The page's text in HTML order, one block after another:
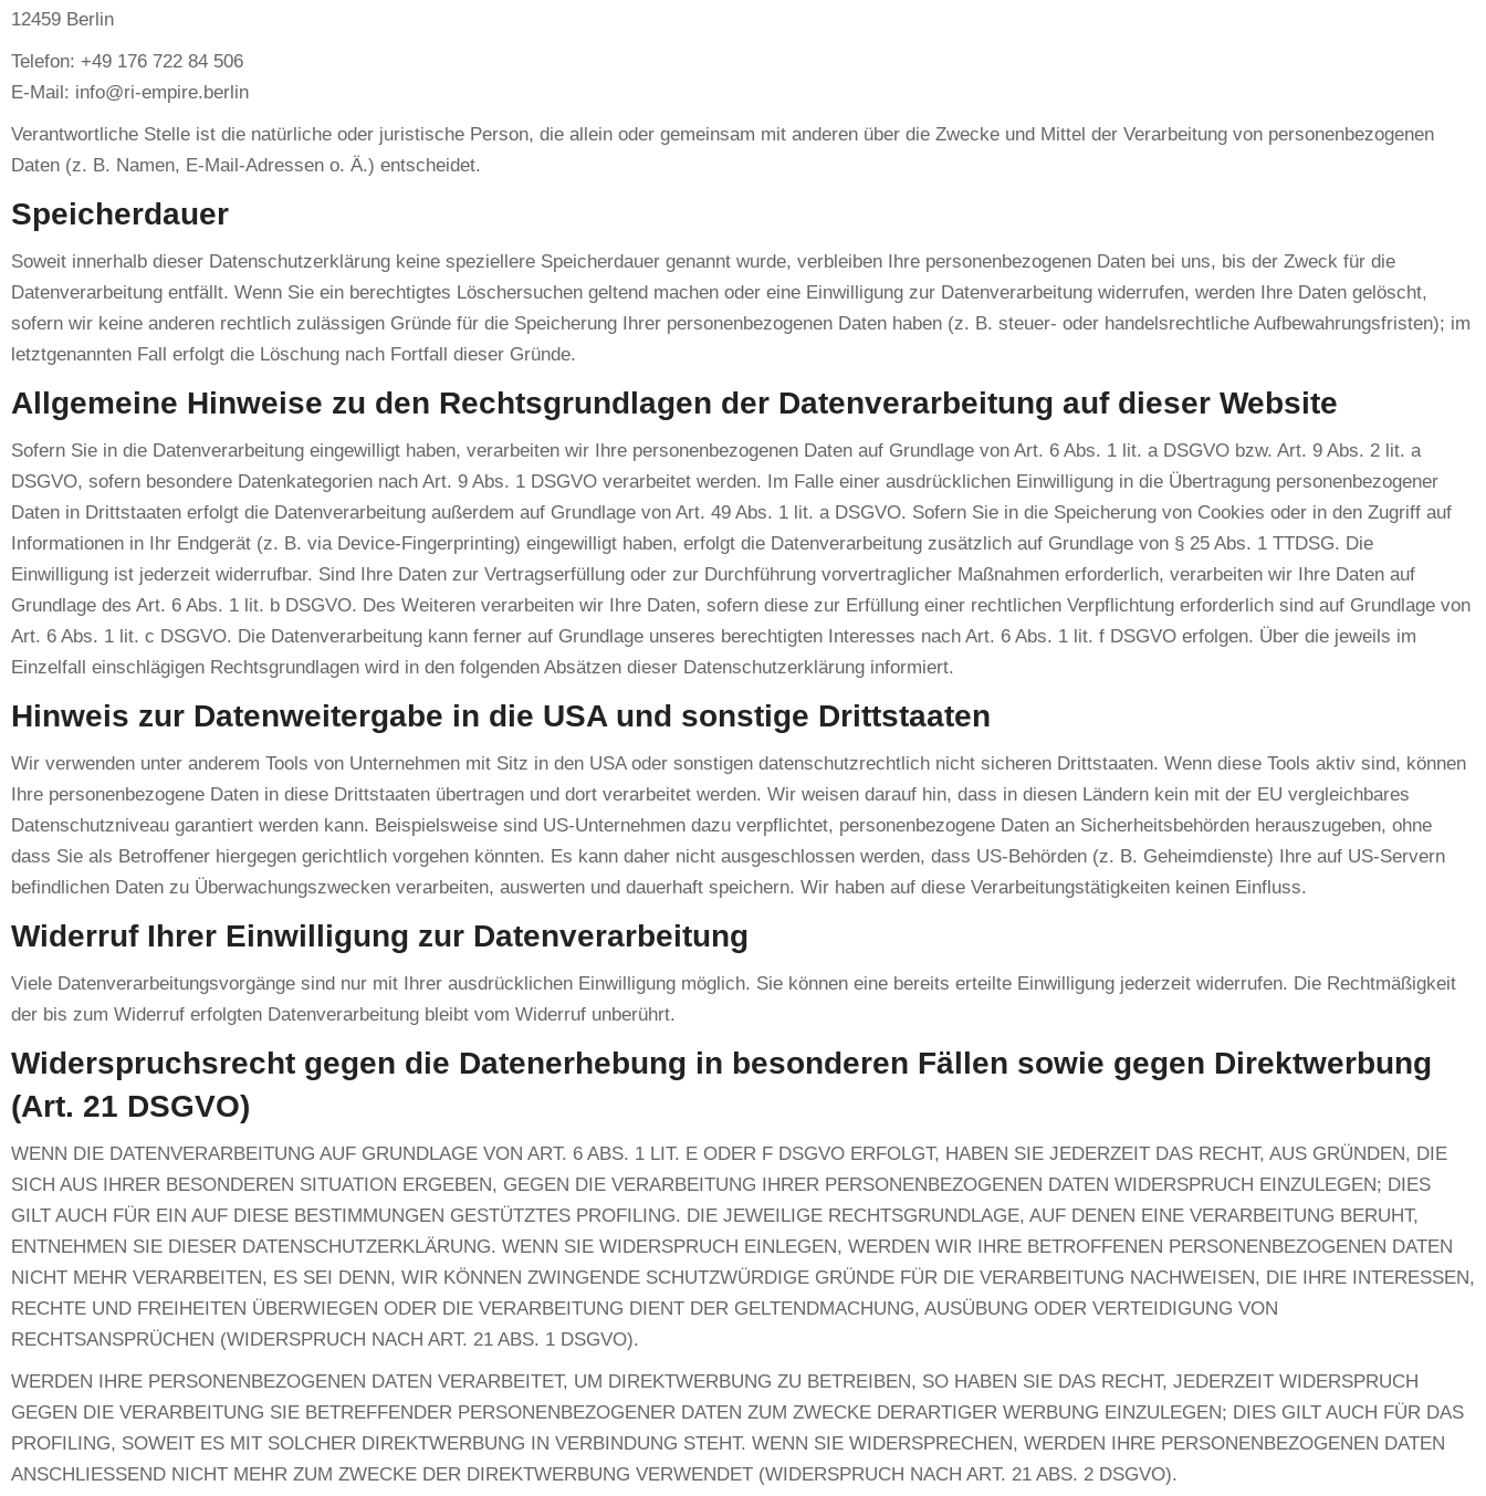
12459 Berlin
Telefon: +49 176 722 84 506
E-Mail: info@ri-empire.berlin
Verantwortliche Stelle ist die natürliche oder juristische Person, die allein oder gemeinsam mit anderen über die Zwecke und Mittel der Verarbeitung von personenbezogenen
Daten (z. B. Namen, E-Mail-Adressen o. Ä.) entscheidet.
Speicherdauer
Soweit innerhalb dieser Datenschutzerklärung keine speziellere Speicherdauer genannt wurde, verbleiben Ihre personenbezogenen Daten bei uns, bis der Zweck für die
Datenverarbeitung entfällt. Wenn Sie ein berechtigtes Löschersuchen geltend machen oder eine Einwilligung zur Datenverarbeitung widerrufen, werden Ihre Daten gelöscht,
sofern wir keine anderen rechtlich zulässigen Gründe für die Speicherung Ihrer personenbezogenen Daten haben (z. B. steuer- oder handelsrechtliche Aufbewahrungsfristen); im
letztgenannten Fall erfolgt die Löschung nach Fortfall dieser Gründe.
Allgemeine Hinweise zu den Rechtsgrundlagen der Datenverarbeitung auf dieser Website
Sofern Sie in die Datenverarbeitung eingewilligt haben, verarbeiten wir Ihre personenbezogenen Daten auf Grundlage von Art. 6 Abs. 1 lit. a DSGVO bzw. Art. 9 Abs. 2 lit. a
DSGVO, sofern besondere Datenkategorien nach Art. 9 Abs. 1 DSGVO verarbeitet werden. Im Falle einer ausdrücklichen Einwilligung in die Übertragung personenbezogener
Daten in Drittstaaten erfolgt die Datenverarbeitung außerdem auf Grundlage von Art. 49 Abs. 1 lit. a DSGVO. Sofern Sie in die Speicherung von Cookies oder in den Zugriff auf
Informationen in Ihr Endgerät (z. B. via Device-Fingerprinting) eingewilligt haben, erfolgt die Datenverarbeitung zusätzlich auf Grundlage von § 25 Abs. 1 TTDSG. Die
Einwilligung ist jederzeit widerrufbar. Sind Ihre Daten zur Vertragserfüllung oder zur Durchführung vorvertraglicher Maßnahmen erforderlich, verarbeiten wir Ihre Daten auf
Grundlage des Art. 6 Abs. 1 lit. b DSGVO. Des Weiteren verarbeiten wir Ihre Daten, sofern diese zur Erfüllung einer rechtlichen Verpflichtung erforderlich sind auf Grundlage von
Art. 6 Abs. 1 lit. c DSGVO. Die Datenverarbeitung kann ferner auf Grundlage unseres berechtigten Interesses nach Art. 6 Abs. 1 lit. f DSGVO erfolgen. Über die jeweils im
Einzelfall einschlägigen Rechtsgrundlagen wird in den folgenden Absätzen dieser Datenschutzerklärung informiert.
Hinweis zur Datenweitergabe in die USA und sonstige Drittstaaten
Wir verwenden unter anderem Tools von Unternehmen mit Sitz in den USA oder sonstigen datenschutzrechtlich nicht sicheren Drittstaaten. Wenn diese Tools aktiv sind, können
Ihre personenbezogene Daten in diese Drittstaaten übertragen und dort verarbeitet werden. Wir weisen darauf hin, dass in diesen Ländern kein mit der EU vergleichbares
Datenschutzniveau garantiert werden kann. Beispielsweise sind US-Unternehmen dazu verpflichtet, personenbezogene Daten an Sicherheitsbehörden herauszugeben, ohne
dass Sie als Betroffener hiergegen gerichtlich vorgehen könnten. Es kann daher nicht ausgeschlossen werden, dass US-Behörden (z. B. Geheimdienste) Ihre auf US-Servern
befindlichen Daten zu Überwachungszwecken verarbeiten, auswerten und dauerhaft speichern. Wir haben auf diese Verarbeitungstätigkeiten keinen Einfluss.
Widerruf Ihrer Einwilligung zur Datenverarbeitung
Viele Datenverarbeitungsvorgänge sind nur mit Ihrer ausdrücklichen Einwilligung möglich. Sie können eine bereits erteilte Einwilligung jederzeit widerrufen. Die Rechtmäßigkeit
der bis zum Widerruf erfolgten Datenverarbeitung bleibt vom Widerruf unberührt.
Widerspruchsrecht gegen die Datenerhebung in besonderen Fällen sowie gegen Direktwerbung
(Art. 21 DSGVO)
WENN DIE DATENVERARBEITUNG AUF GRUNDLAGE VON ART. 6 ABS. 1 LIT. E ODER F DSGVO ERFOLGT, HABEN SIE JEDERZEIT DAS RECHT, AUS GRÜNDEN, DIE
SICH AUS IHRER BESONDEREN SITUATION ERGEBEN, GEGEN DIE VERARBEITUNG IHRER PERSONENBEZOGENEN DATEN WIDERSPRUCH EINZULEGEN; DIES
GILT AUCH FÜR EIN AUF DIESE BESTIMMUNGEN GESTÜTZTES PROFILING. DIE JEWEILIGE RECHTSGRUNDLAGE, AUF DENEN EINE VERARBEITUNG BERUHT,
ENTNEHMEN SIE DIESER DATENSCHUTZERKLÄRUNG. WENN SIE WIDERSPRUCH EINLEGEN, WERDEN WIR IHRE BETROFFENEN PERSONENBEZOGENEN DATEN
NICHT MEHR VERARBEITEN, ES SEI DENN, WIR KÖNNEN ZWINGENDE SCHUTZWÜRDIGE GRÜNDE FÜR DIE VERARBEITUNG NACHWEISEN, DIE IHRE INTERESSEN,
RECHTE UND FREIHEITEN ÜBERWIEGEN ODER DIE VERARBEITUNG DIENT DER GELTENDMACHUNG, AUSÜBUNG ODER VERTEIDIGUNG VON
RECHTSANSPRÜCHEN (WIDERSPRUCH NACH ART. 21 ABS. 1 DSGVO).
WERDEN IHRE PERSONENBEZOGENEN DATEN VERARBEITET, UM DIREKTWERBUNG ZU BETREIBEN, SO HABEN SIE DAS RECHT, JEDERZEIT WIDERSPRUCH
GEGEN DIE VERARBEITUNG SIE BETREFFENDER PERSONENBEZOGENER DATEN ZUM ZWECKE DERARTIGER WERBUNG EINZULEGEN; DIES GILT AUCH FÜR DAS
PROFILING, SOWEIT ES MIT SOLCHER DIREKTWERBUNG IN VERBINDUNG STEHT. WENN SIE WIDERSPRECHEN, WERDEN IHRE PERSONENBEZOGENEN DATEN
ANSCHLIESSEND NICHT MEHR ZUM ZWECKE DER DIREKTWERBUNG VERWENDET (WIDERSPRUCH NACH ART. 21 ABS. 2 DSGVO).